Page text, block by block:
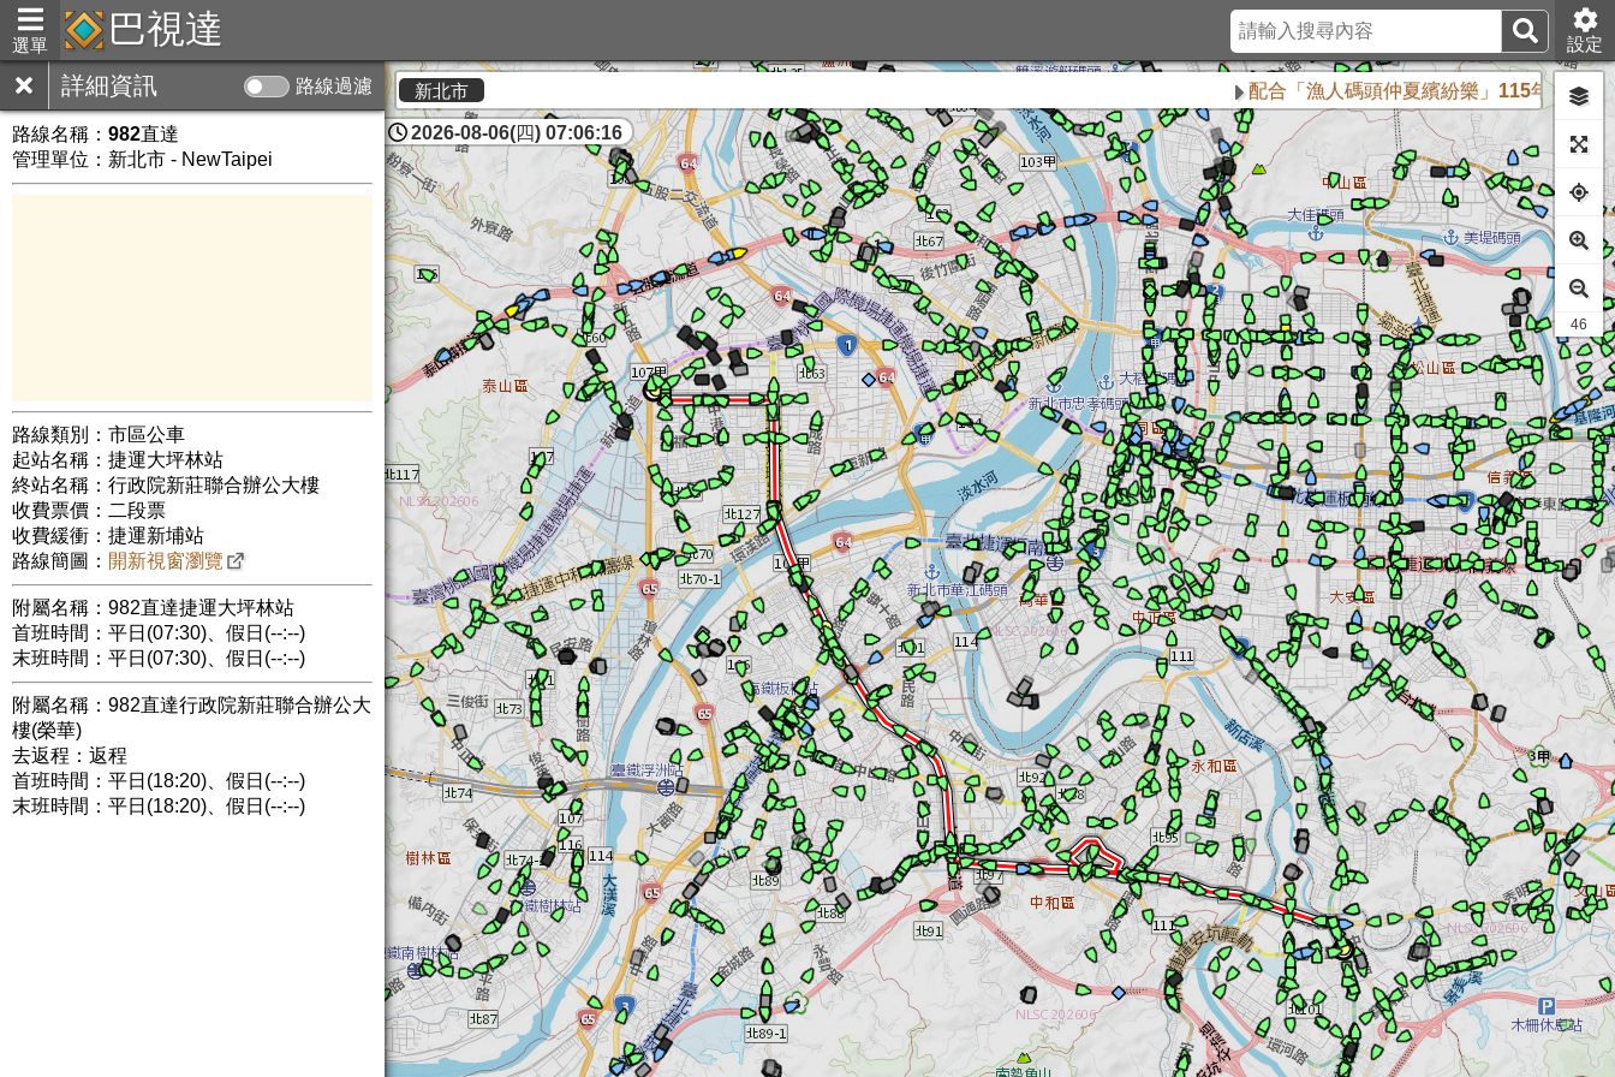
選單 巴視達 設定
詳細資訊 路線過濾
路線名稱： 982直達
管理單位：新北市 - NewTaipei
路線類別：市區公車
起站名稱：捷運大坪林站
終站名稱：行政院新莊聯合辦公大樓
收費票價：二段票
收費緩衝：捷運新埔站
路線簡圖： 開新視窗瀏覽
附屬名稱：982直達捷運大坪林站
首班時間：平日(07:30)、假日(--:--)
末班時間：平日(07:30)、假日(--:--)
附屬名稱：982直達行政院新莊聯合辦公大
樓(榮華)
去返程：返程
首班時間：平日(18:20)、假日(--:--)
末班時間：平日(18:20)、假日(--:--)
新北市 配合「漁人碼頭仲夏繽紛樂」115年8月16日、8
2026-08-06(四) 07:06:17
41